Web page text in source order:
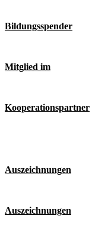
Bildungsspender
Mitglied im
Kooperationspartner
Auszeichnungen
Auszeichnungen